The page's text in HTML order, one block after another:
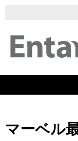
マーベル